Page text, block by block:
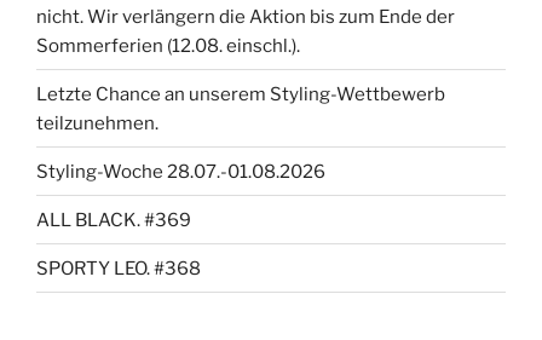
nicht. Wir verlängern die Aktion bis zum Ende der
Sommerferien (12.08. einschl.).
Letzte Chance an unserem Styling-Wettbewerb
teilzunehmen.
Styling-Woche 28.07.-01.08.2026
ALL BLACK. #369
SPORTY LEO. #368